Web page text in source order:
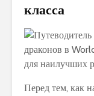
класса
Перед тем, как